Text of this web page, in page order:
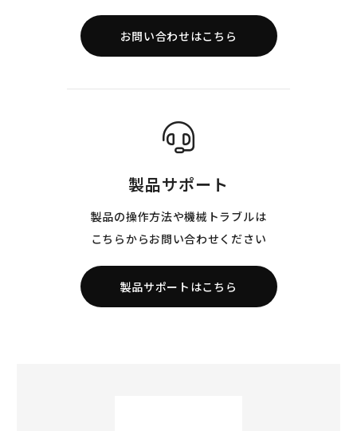
お問い合わせはこちら
製品サポート
製品の操作方法や機械トラブルは
こちらからお問い合わせください
製品サポートはこちら